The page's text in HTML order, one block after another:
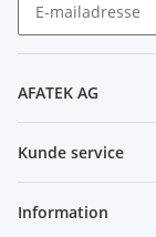
AFATEK AG
Kunde service
Information